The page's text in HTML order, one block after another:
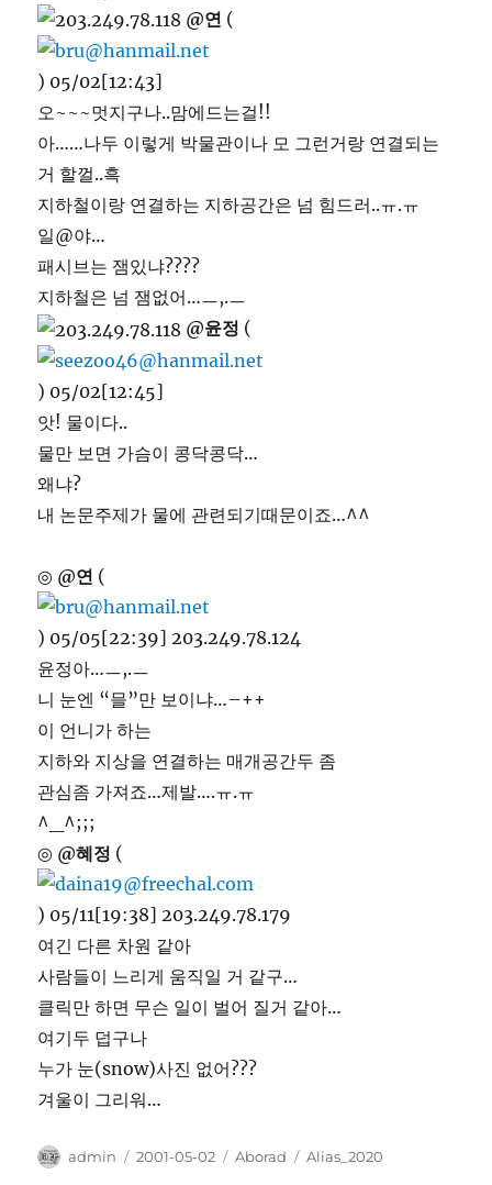
@연 (
) 05/02[12:43]
오~~~멋지구나..맘에드는걸!!
아……나두 이렇게 박물관이나 모 그런거랑 연결되는
거 할껄..흑
지하철이랑 연결하는 지하공간은 넘 힘드러..ㅠ.ㅠ
일@야…
패시브는 잼있냐????
지하철은 넘 잼없어…ㅡ,.ㅡ
@윤정 (
) 05/02[12:45]
앗! 물이다..
물만 보면 가슴이 콩닥콩닥…
왜냐?
내 논문주제가 물에 관련되기때문이죠…^^
◎ @연 (
) 05/05[22:39] 203.249.78.124
윤정아…ㅡ,.ㅡ
니 눈엔 “믈”만 보이냐…–++
이 언니가 하는
지하와 지상을 연결하는 매개공간두 좀
관심좀 가져죠…제발….ㅠ.ㅠ
^_^;;;
◎ @혜정 (
) 05/11[19:38] 203.249.78.179
여긴 다른 차원 같아
사람들이 느리게 움직일 거 같구…
클릭만 하면 무슨 일이 벌어 질거 같아…
여기두 덥구나
누가 눈(snow)사진 없어???
겨울이 그리워…
Author
admin
Posted
2001-05-02 Categories
Aborad Tags
Alias_2020